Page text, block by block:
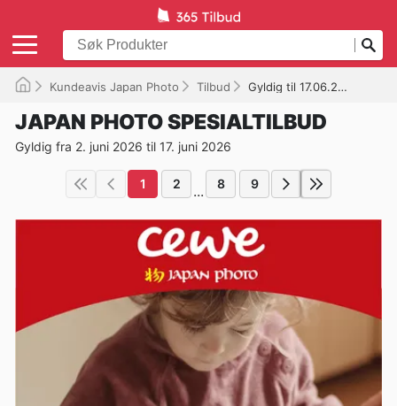
Kundeavis Japan Photo Tilbud Gyldig til 17.06.2026
JAPAN PHOTO SPESIALTILBUD
Gyldig fra 2. juni 2026 til 17. juni 2026
1 2 ... 8 9